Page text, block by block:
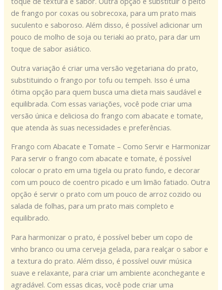
de frango por coxas ou sobrecoxa, para um prato mais
suculento e saboroso. Além disso, é possível adicionar um
pouco de molho de soja ou teriaki ao prato, para dar um
toque de sabor asiático.
Outra variação é criar uma versão vegetariana do prato,
substituindo o frango por tofu ou tempeh. Isso é uma
ótima opção para quem busca uma dieta mais saudável e
equilibrada. Com essas variações, você pode criar uma
versão única e deliciosa do frango com abacate e tomate,
que atenda às suas necessidades e preferências.
Frango com Abacate e Tomate – Como Servir e Harmonizar
Para servir o frango com abacate e tomate, é possível
colocar o prato em uma tigela ou prato fundo, e decorar
com um pouco de coentro picado e um limão fatiado. Outra
opção é servir o prato com um pouco de arroz cozido ou
salada de folhas, para um prato mais completo e
equilibrado.
Para harmonizar o prato, é possível beber um copo de
vinho branco ou uma cerveja gelada, para realçar o sabor e
a textura do prato. Além disso, é possível ouvir música
suave e relaxante, para criar um ambiente aconchegante e
agradável. Com essas dicas, você pode criar uma